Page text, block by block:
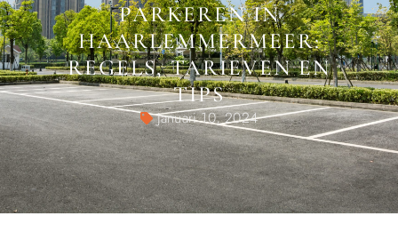
PARKEREN IN
HAARLEMMERMEER:
REGELS, TARIEVEN EN
TIPS
Januari 10, 2024